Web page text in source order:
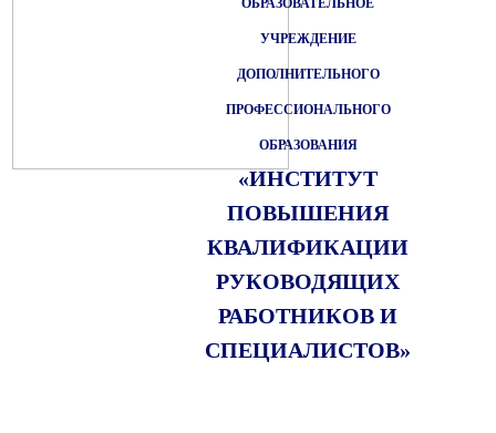
ОБРАЗОВАТЕЛЬНОЕ
УЧРЕЖДЕНИЕ
ДОПОЛНИТЕЛЬНОГО
ПРОФЕССИОНАЛЬНОГО
ОБРАЗОВАНИЯ
«ИНСТИТУТ
ПОВЫШЕНИЯ
КВАЛИФИКАЦИИ
РУКОВОДЯЩИХ
РАБОТНИКОВ И
СПЕЦИАЛИСТОВ»